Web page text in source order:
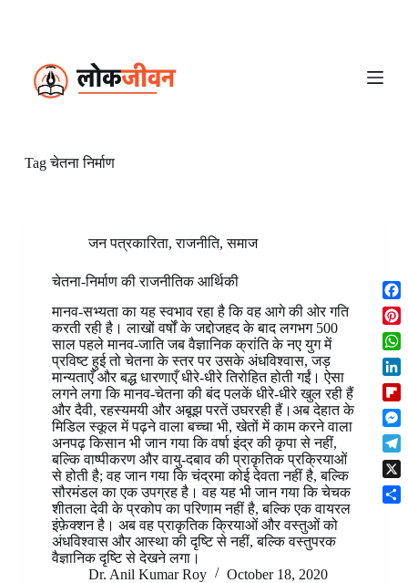
Tagचेतना निर्माण
जन पत्रकारिता,राजनीति,समाज
चेतना-निर्माण की राजनीतिक आर्थिकी
मानव-सभ्यता का यह स्वभाव रहा है कि वह आगे की ओर गति
करती रही है। लाखों वर्षों के जद्दोजहद के बाद लगभग 500
साल पहले मानव-जाति जब वैज्ञानिक क्रांति के नए युग में
प्रविष्ट हुई तो चेतना के स्तर पर उसके अंधविश्वास, जड़
मान्यताएँ और बद्ध धारणाएँ धीरे-धीरे तिरोहित होती गईं। ऐसा
लगने लगा कि मानव-चेतना की बंद पलकें धीरे-धीरे खुल रही हैं
और दैवी, रहस्यमयी और अबूझ परतें उघररही हैं।अब देहात के
मिडिल स्कूल में पढ़ने वाला बच्चा भी, खेतों में काम करने वाला
अनपढ़ किसान भी जान गया कि वर्षा इंद्र की कृपा से नहीं,
बल्कि वाष्पीकरण और वायु-दबाव की प्राकृतिक प्रक्रियाओं
से होती है; वह जान गया कि चंद्रमा कोई देवता नहीं है, बल्कि
सौरमंडल का एक उपग्रह है। वह यह भी जान गया कि चेचक
शीतला देवी के प्रकोप का परिणाम नहीं है, बल्कि एक वायरल
इंफ़ेक्शन है। अब वह प्राकृतिक क्रियाओं और वस्तुओं को
अंधविश्वास और आस्था की दृष्टि से नहीं, बल्कि वस्तुपरक
वैज्ञानिक दृष्टि से देखने लगा।
Dr. Anil Kumar Roy
October 18, 2020
F
a
c
e
b
o
o
k
P
i
n
t
e
r
e
s
t
W
h
a
t
s
A
p
p
L
i
n
k
e
d
I
F
l
i
p
b
o
M
e
s
s
e
T
e
l
X